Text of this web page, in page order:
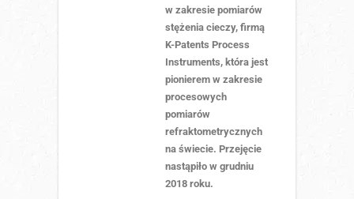
w zakresie pomiarów
stężenia cieczy, firmą
K-Patents Process
Instruments, która jest
pionierem w zakresie
procesowych
pomiarów
refraktometrycznych
na świecie. Przejęcie
nastąpiło w grudniu
2018 roku.